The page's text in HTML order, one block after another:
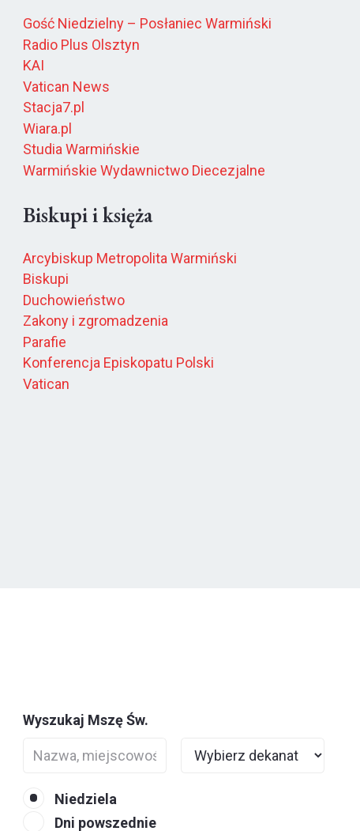
Gość Niedzielny – Posłaniec Warmiński
Radio Plus Olsztyn
KAI
Vatican News
Stacja7.pl
Wiara.pl
Studia Warmińskie
Warmińskie Wydawnictwo Diecezjalne
Biskupi i księża
Arcybiskup Metropolita Warmiński
Biskupi
Duchowieństwo
Zakony i zgromadzenia
Parafie
Konferencja Episkopatu Polski
Vatican
Wyszukaj Mszę Św.
Niedziela
Dni powszednie